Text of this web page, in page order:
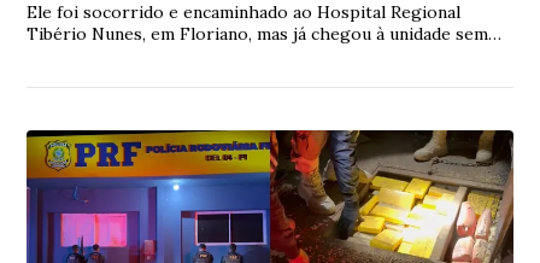
Ele foi socorrido e encaminhado ao Hospital Regional
Tibério Nunes, em Floriano, mas já chegou à unidade sem